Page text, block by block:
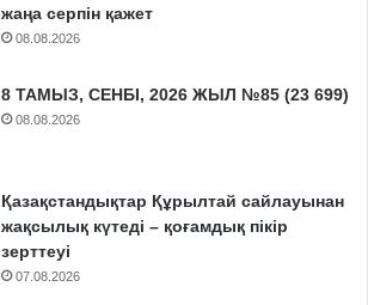
жаңа серпін қажет
08.08.2026
8 ТАМЫЗ, СЕНБІ, 2026 ЖЫЛ №85 (23 699)
08.08.2026
Қазақстандықтар Құрылтай сайлауынан
жақсылық күтеді – қоғамдық пікір
зерттеуі
07.08.2026